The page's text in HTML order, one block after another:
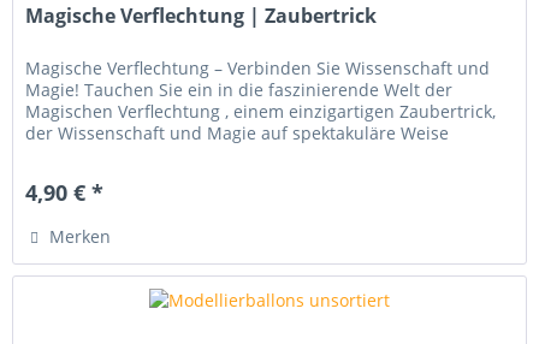
Magische Verflechtung | Zaubertrick
Magische Verflechtung – Verbinden Sie Wissenschaft und
Magie! Tauchen Sie ein in die faszinierende Welt der
Magischen Verflechtung , einem einzigartigen Zaubertrick,
der Wissenschaft und Magie auf spektakuläre Weise
4,90 € *
Merken